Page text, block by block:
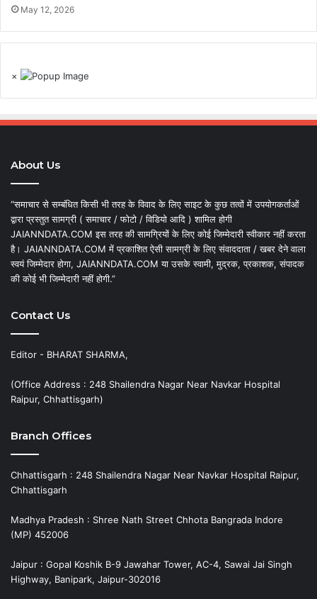
May 12, 2026
×
About Us
“समाचार से सम्बंधित किसी भी तरह के विवाद के लिए साइट के कुछ तत्वों में उपयोगकर्ताओं
द्वारा प्रस्तुत सामग्री ( समाचार / फोटो / विडियो आदि ) शामिल होगी
JAIANNDATA.COM इस तरह की सामग्रियों के लिए कोई जिम्मेदारी स्वीकार नहीं करता
है। JAIANNDATA.COM में प्रकाशित ऐसी सामग्री के लिए संवाददाता / खबर देने वाला
स्वयं जिम्मेदार होगा, JAIANNDATA.COM या उसके स्वामी, मुद्रक, प्रकाशक, संपादक
की कोई भी जिम्मेदारी नहीं होगी.”
Contact Us
Editor - BHARAT SHARMA,
(Office Address : 248 Shailendra Nagar Near Navkar Hospital
Raipur, Chhattisgarh)
Branch Offices
Chhattisgarh : 248 Shailendra Nagar Near Navkar Hospital Raipur,
Chhattisgarh
Madhya Pradesh : Shree Nath Street Chhota Bangrada Indore
(MP) 452006
Jaipur : Gopal Koshik B-9 Jawahar Tower, AC-4, Sawai Jai Singh
Highway, Banipark, Jaipur-302016